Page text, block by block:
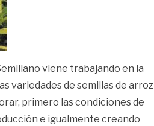
viene trabajando en la
variedades de semillas de arroz
primero las condiciones de
e igualmente creando